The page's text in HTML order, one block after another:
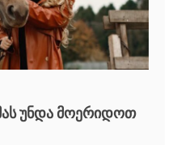
უნდა მოერიდოთ